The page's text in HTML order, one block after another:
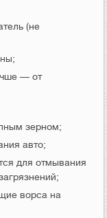
(не
— от
зерном;
авто;
для отмывания
ворса на